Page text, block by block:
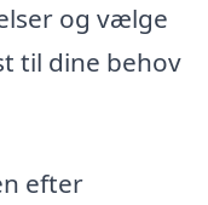
og vælge
til dine behov
efter